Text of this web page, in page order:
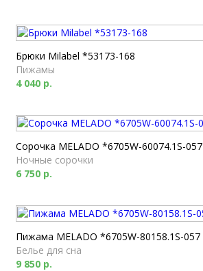
Брюки Milabel *53173-168
Пижамы
4 040 р.
Сорочка MELADO *6705W-60074.1S-057
Ночные сорочки
6 750 р.
Пижама MELADO *6705W-80158.1S-057
Белье для сна
9 850 р.